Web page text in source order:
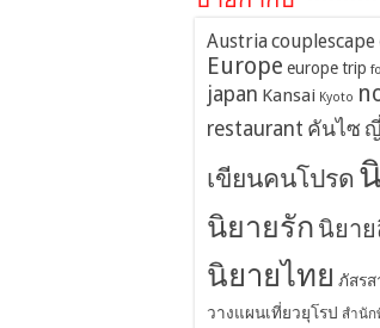
Austriacouplescape
Europe europe trip
japan Kansai Kyoto
restaurant คันไซ
เขียนคนโปรด
นิยายรัก นิยา
นิยายไทย ภัสรส
วางแผนเที่ยวยุโรป สำนั